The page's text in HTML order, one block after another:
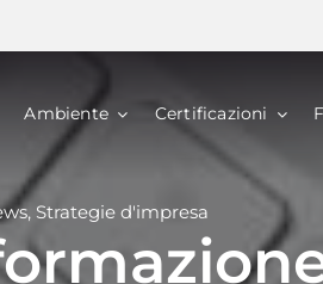
Ambiente Certificazioni
, Strategie d'impresa